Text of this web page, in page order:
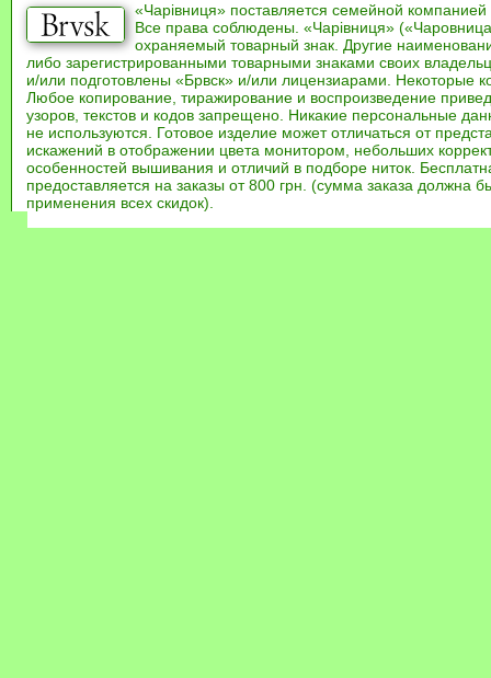
«Чарівниця» поставляется семейной компанией
Все права соблюдены. «Чарівниця»
охраняемый товарный знак. Другие
либо зарегистрированными товарными знаками своих
и/или подготовлены «Брвск» и/или лицензиарами. Некоторые
Любое копирование, тиражирование и воспроизведение
узоров, текстов и кодов запрещено. Никакие персональные
не используются. Готовое изделие может отличаться от
искажений в отображении цвета монитором, небольших
особенностей вышивания и отличий в подборе ниток.
предоставляется на заказы от 800 грн. (сумма заказа должна
применения всех скидок).